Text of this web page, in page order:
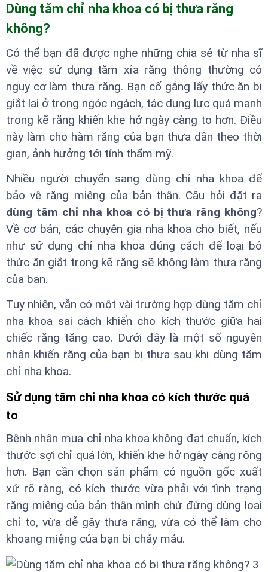
Dùng tăm chỉ nha khoa có bị thưa răng
không?
Có thể bạn đã được nghe những chia sẻ từ nha sĩ
về việc sử dụng tăm xỉa răng thông thường có
nguy cơ làm thưa răng. Bạn cố gắng lấy thức ăn bị
giắt lại ở trong ngóc ngách, tác dụng lực quá mạnh
trong kẽ răng khiến khe hở ngày càng to hơn. Điều
này làm cho hàm răng của bạn thưa dần theo thời
gian, ảnh hưởng tới tính thẩm mỹ.
Nhiều người chuyển sang dùng chỉ nha khoa để
bảo vệ răng miệng của bản thân. Câu hỏi đặt ra
dùng tăm chỉ nha khoa có bị thưa răng không?
Về cơ bản, các chuyên gia nha khoa cho biết, nếu
như sử dụng chỉ nha khoa đúng cách để loại bỏ
thức ăn giắt trong kẽ răng sẽ không làm thưa răng
của bạn.
Tuy nhiên, vẫn có một vài trường hợp dùng tăm chỉ
nha khoa sai cách khiến cho kích thước giữa hai
chiếc răng tăng cao. Dưới đây là một số nguyên
nhân khiến răng của bạn bị thưa sau khi dùng tăm
chỉ nha khoa.
Sử dụng tăm chỉ nha khoa có kích thước quá
to
Bệnh nhân mua chỉ nha khoa không đạt chuẩn, kích
thước sợi chỉ quá lớn, khiến khe hở ngày càng rộng
hơn. Bạn cần chọn sản phẩm có nguồn gốc xuất
xứ rõ ràng, có kích thước vừa phải với tình trạng
răng miệng của bản thân mình chứ đừng dùng loại
chỉ to, vừa dễ gây thưa răng, vừa có thể làm cho
khoang miệng của bạn bị chảy máu.